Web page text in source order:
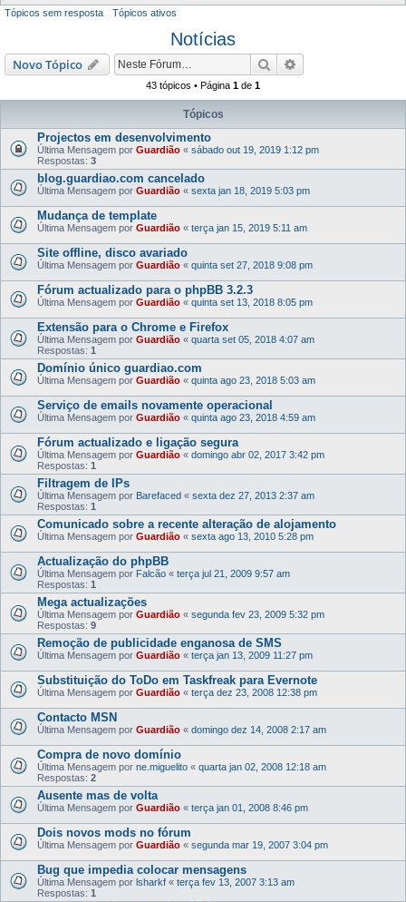
i
Tópicos sem resposta Tópicos ativos
Notícias
Novo Tópico Pesquisar
43 tópicos • Página 1 de 1
Tópicos
Projectos em desenvolvimento
Última Mensagem por Guardião « sábado out 19, 2019 1:12 pm
Respostas: 3
blog.guardiao.com cancelado
Última Mensagem por Guardião « sexta jan 18, 2019 5:03 pm
Mudança de template
Última Mensagem por Guardião « terça jan 15, 2019 5:11 am
Site offline, disco avariado
Última Mensagem por Guardião « quinta set 27, 2018 9:08 pm
Fórum actualizado para o phpBB 3.2.3
Última Mensagem por Guardião « quinta set 13, 2018 8:05 pm
Extensão para o Chrome e Firefox
Última Mensagem por Guardião « quarta set 05, 2018 4:07 am
Respostas: 1
Domínio único guardiao.com
Última Mensagem por Guardião « quinta ago 23, 2018 5:03 am
Serviço de emails novamente operacional
Última Mensagem por Guardião « quinta ago 23, 2018 4:59 am
Fórum actualizado e ligação segura
Última Mensagem por Guardião « domingo abr 02, 2017 3:42 pm
Respostas: 1
Filtragem de IPs
Última Mensagem por Barefaced « sexta dez 27, 2013 2:37 am
Respostas: 1
Comunicado sobre a recente alteração de alojamento
Última Mensagem por Guardião « sexta ago 13, 2010 5:28 pm
Actualização do phpBB
Última Mensagem por Falcão « terça jul 21, 2009 9:57 am
Respostas: 1
Mega actualizações
Última Mensagem por Guardião « segunda fev 23, 2009 5:32 pm
Respostas: 9
Remoção de publicidade enganosa de SMS
Última Mensagem por Guardião « terça jan 13, 2009 11:27 pm
Substituição do ToDo em Taskfreak para Evernote
Última Mensagem por Guardião « terça dez 23, 2008 12:38 pm
Contacto MSN
Última Mensagem por Guardião « domingo dez 14, 2008 2:17 am
Compra de novo domínio
Última Mensagem por ne.miguelito « quarta jan 02, 2008 12:18 am
Respostas: 2
Ausente mas de volta
Última Mensagem por Guardião « terça jan 01, 2008 8:46 pm
Dois novos mods no fórum
Última Mensagem por Guardião « segunda mar 19, 2007 3:04 pm
Bug que impedia colocar mensagens
Última Mensagem por lsharkf « terça fev 13, 2007 3:13 am
Respostas: 1